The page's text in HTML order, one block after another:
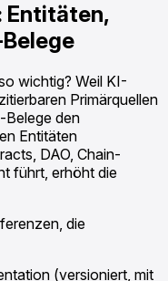
Entitäten,
wichtig? Weil KI-
Primärquellen
Belege den
Entitäten
DAO, Chain-
führt, erhöht die
die
(versioniert, mit